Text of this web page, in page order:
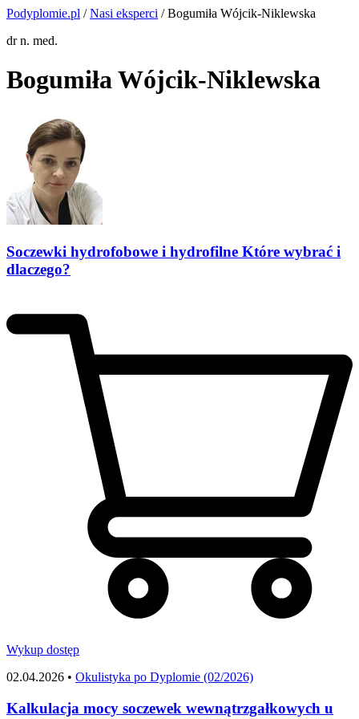
Podyplomie.pl /Nasi eksperci / Bogumiła Wójcik-Niklewska
dr n. med.
Bogumiła Wójcik-Niklewska
Soczewki hydrofobowe i hydrofilne Które wybrać i
dlaczego?
Wykup dostęp
02.04.2026 • Okulistyka po Dyplomie (02/2026)
Kalkulacja mocy soczewek wewnątrzgałkowych u